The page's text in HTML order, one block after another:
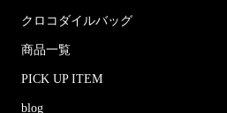
クロコダイルバッグ
商品一覧
PICK UP ITEM
blog